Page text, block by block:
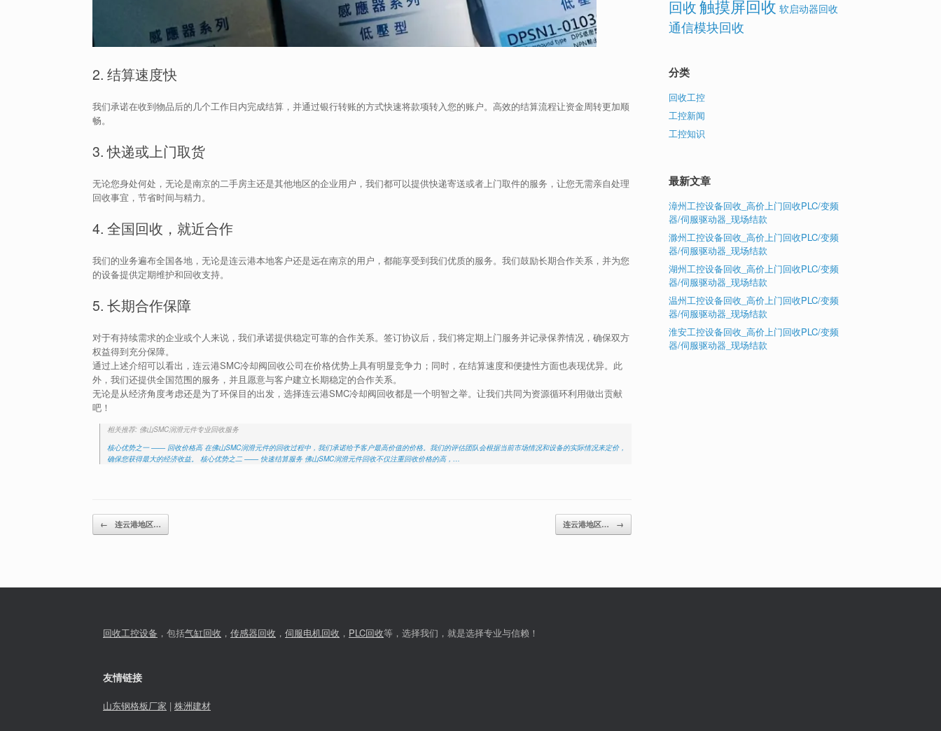
2. 结算速度快
我们承诺在收到物品后的几个工作日内完成结算，并通过银行转账的方式快速将款项转入您的账户。高效的结算流程让资金周转更加顺
畅。
3. 快递或上门取货
无论您身处何处，无论是南京的二手房主还是其他地区的企业用户，我们都可以提供快递寄送或者上门取件的服务，让您无需亲自处理
回收事宜，节省时间与精力。
4. 全国回收，就近合作
我们的业务遍布全国各地，无论是连云港本地客户还是远在南京的用户，都能享受到我们优质的服务。我们鼓励长期合作关系，并为您
的设备提供定期维护和回收支持。
5. 长期合作保障
对于有持续需求的企业或个人来说，我们承诺提供稳定可靠的合作关系。签订协议后，我们将定期上门服务并记录保养情况，确保双方
权益得到充分保障。
通过上述介绍可以看出，连云港SMC冷却阀回收公司在价格优势上具有明显竞争力；同时，在结算速度和便捷性方面也表现优异。此
外，我们还提供全国范围的服务，并且愿意与客户建立长期稳定的合作关系。
无论是从经济角度考虑还是为了环保目的出发，选择连云港SMC冷却阀回收都是一个明智之举。让我们共同为资源循环利用做出贡献
吧！
相关推荐: 佛山SMC润滑元件专业回收服务
核心优势之一 —— 回收价格高 在佛山SMC润滑元件的回收过程中，我们承诺给予客户最高价值的价格。我们的评估团队会根据当前市场情况和设备的实际情况来定价，
确保您获得最大的经济收益。 核心优势之二 —— 快速结算服务 佛山SMC润滑元件回收不仅注重回收价格的高，…
Post navigation
← 连云港地区… 连云港地区… →
回收触摸屏回收 软启动器回收
通信模块回收
分类
回收工控
工控新闻
工控知识
最新文章
漳州工控设备回收_高价上门回收PLC/变频
器/伺服驱动器_现场结款
滁州工控设备回收_高价上门回收PLC/变频
器/伺服驱动器_现场结款
湖州工控设备回收_高价上门回收PLC/变频
器/伺服驱动器_现场结款
温州工控设备回收_高价上门回收PLC/变频
器/伺服驱动器_现场结款
淮安工控设备回收_高价上门回收PLC/变频
器/伺服驱动器_现场结款
回收工控设备 ，包括气缸回收 ， 传感器回收 ， 伺服电机回收 ， PLC回收等，选择我们，就是选择专业与信赖！
友情链接
山东钢格板厂家 | 株洲建材